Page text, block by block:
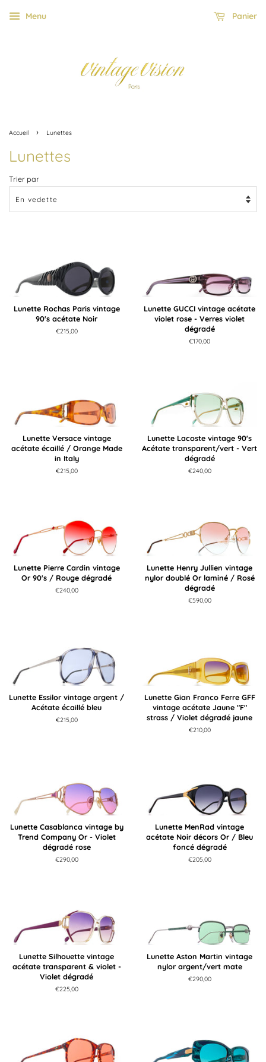
Menu Panier
Accueil › Lunettes
Lunettes
Trier par
Lunette Rochas Paris vintage
90's acétate Noir
Prix
€215,00
Lunette GUCCI vintage acétate
violet rose - Verres violet
dégradé
Prix
€170,00
Lunette Versace vintage
acétate écaillé / Orange Made
in Italy
Prix
€215,00
Lunette Lacoste vintage 90's
Acétate transparent/vert - Vert
dégradé
Prix
€240,00
Lunette Pierre Cardin vintage
Or 90's / Rouge dégradé
Prix
€240,00
Lunette Henry Jullien vintage
nylor doublé Or laminé / Rosé
dégradé
Prix
€590,00
Lunette Essilor vintage argent /
Acétate écaillé bleu
Prix
€215,00
Lunette Gian Franco Ferre GFF
vintage acétate Jaune "F"
strass / Violet dégradé jaune
Prix
€210,00
Lunette Casablanca vintage by
Trend Company Or - Violet
dégradé rose
Prix
€290,00
Lunette MenRad vintage
acétate Noir décors Or / Bleu
foncé dégradé
Prix
€205,00
Lunette Silhouette vintage
acétate transparent & violet -
Violet dégradé
Prix
€225,00
Lunette Aston Martin vintage
nylor argent/vert mate
Prix
€290,00